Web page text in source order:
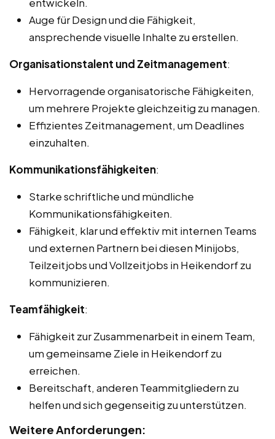
Auge für Design und die Fähigkeit,
ansprechende visuelle Inhalte zu erstellen.
Organisationstalent und Zeitmanagement:
Hervorragende organisatorische Fähigkeiten,
um mehrere Projekte gleichzeitig zu managen.
Effizientes Zeitmanagement, um Deadlines
einzuhalten.
Kommunikationsfähigkeiten:
Starke schriftliche und mündliche
Kommunikationsfähigkeiten.
Fähigkeit, klar und effektiv mit internen Teams
und externen Partnern bei diesen Minijobs,
Teilzeitjobs und Vollzeitjobs in Heikendorf zu
kommunizieren.
Teamfähigkeit:
Fähigkeit zur Zusammenarbeit in einem Team,
um gemeinsame Ziele in Heikendorf zu
erreichen.
Bereitschaft, anderen Teammitgliedern zu
helfen und sich gegenseitig zu unterstützen.
Weitere Anforderungen: